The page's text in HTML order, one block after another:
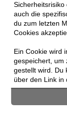
auch die
du zum letzten
Cookies
Ein Cookie wird
gespeichert, um
gestellt wird. Du
über den Link in